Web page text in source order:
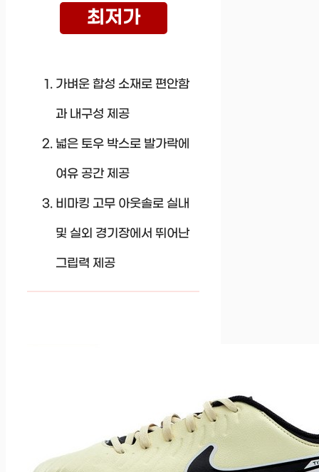
최저가
가벼운 합성 소재로 편안함
과 내구성 제공
넓은 토우 박스로 발가락에
여유 공간 제공
비마킹 고무 아웃솔로 실내
및 실외 경기장에서 뛰어난
그립력 제공